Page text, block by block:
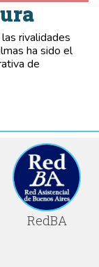
rivalidades
ha sido el
de
RedBA